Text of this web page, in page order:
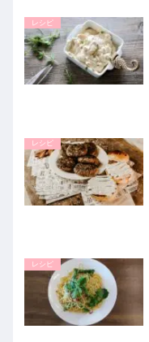
レシピ
レシピ
レシピ